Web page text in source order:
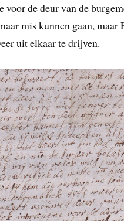
voor de deur van de
mis kunnen gaan, maar
uit elkaar te drijven.